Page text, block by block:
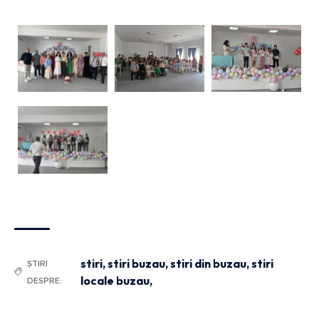
ȘTIRI
DESPRE:
stiri,stiri buzau,stiri din buzau,stiri
locale buzau,